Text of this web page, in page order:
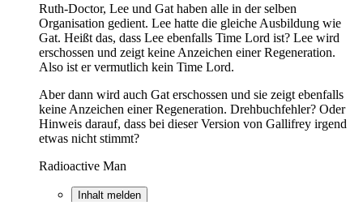
Ruth-Doctor, Lee und Gat haben alle in der selben
Organisation gedient. Lee hatte die gleiche Ausbildung wie
Gat. Heißt das, dass Lee ebenfalls Time Lord ist? Lee wird
erschossen und zeigt keine Anzeichen einer Regeneration.
Also ist er vermutlich kein Time Lord.
Aber dann wird auch Gat erschossen und sie zeigt ebenfalls
keine Anzeichen einer Regeneration. Drehbuchfehler? Oder
Hinweis darauf, dass bei dieser Version von Gallifrey irgend
etwas nicht stimmt?
Radioactive Man
Inhalt melden